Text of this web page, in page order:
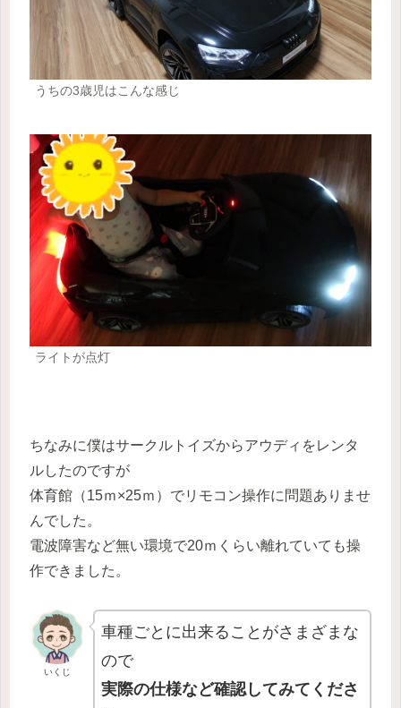
うちの3歳児はこんな感じ
ライトが点灯
ちなみに僕はサークルトイズからアウディをレンタ
ルしたのですが
体育館（15ｍ×25ｍ）でリモコン操作に問題ありませ
んでした。
電波障害など無い環境で20ｍくらい離れていても操
作できました。
いくじ
車種ごとに出来ることがさまざま な
ので
実際の仕様など確認してみてくださ